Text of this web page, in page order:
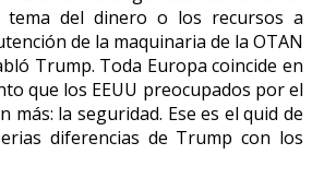
del dinero o los recursos a
de la maquinaria de la OTAN
Trump. Toda Europa coincide en
que los EEUU preocupados por el
más: la seguridad. Ese es el quid de
diferencias de Trump con los